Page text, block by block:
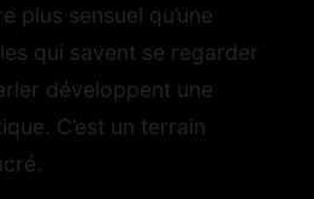
plus sensuel qu’une
qui savent se regarder
développent une
C’est un terrain